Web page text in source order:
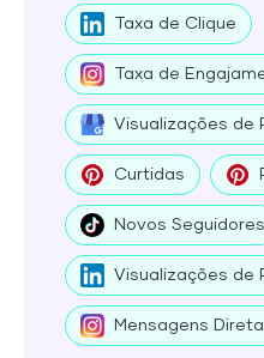
Taxa de Clique
Taxa de
Visualizações de
Curtidas
Novos Seguidores
Visualizações de
Mensagens